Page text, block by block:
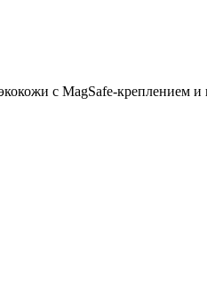
с MagSafe-креплением